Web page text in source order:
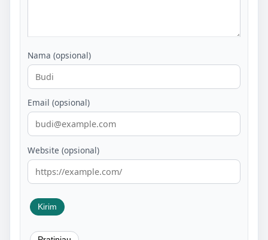
Nama (opsional)
Email (opsional)
Website (opsional)